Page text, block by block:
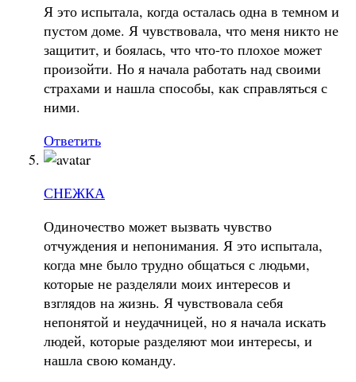
Я это испытала, когда осталась одна в темном и
пустом доме. Я чувствовала, что меня никто не
защитит, и боялась, что что-то плохое может
произойти. Но я начала работать над своими
страхами и нашла способы, как справляться с
ними.
Ответить
СНЕЖКА
Одиночество может вызвать чувство
отчуждения и непонимания. Я это испытала,
когда мне было трудно общаться с людьми,
которые не разделяли моих интересов и
взглядов на жизнь. Я чувствовала себя
непонятой и неудачницей, но я начала искать
людей, которые разделяют мои интересы, и
нашла свою команду.